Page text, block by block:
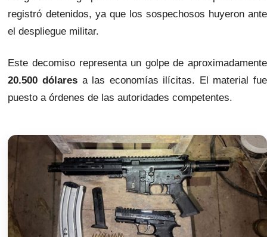
registró detenidos, ya que los sospechosos huyeron ante
el despliegue militar.
Este decomiso representa un golpe de aproximadamente
20.500 dólares a las economías ilícitas. El material fue
puesto a órdenes de las autoridades competentes.